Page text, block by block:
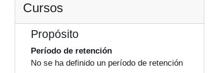
Cursos
Propósito
Período de retención
No se ha definido un período de retención